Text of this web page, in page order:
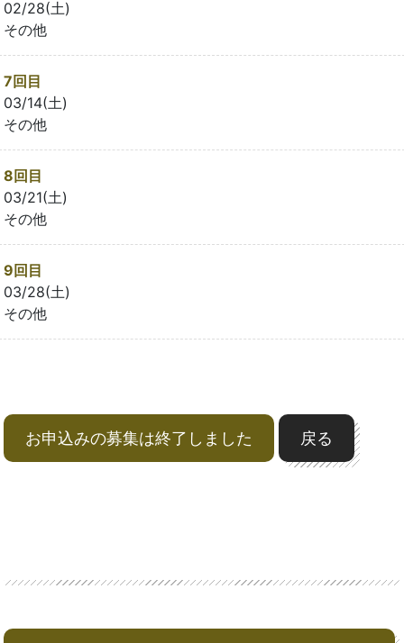
02/28(土)
その他
7回目
03/14(土)
その他
8回目
03/21(土)
その他
9回目
03/28(土)
その他
お申込みの募集は終了しました 戻る